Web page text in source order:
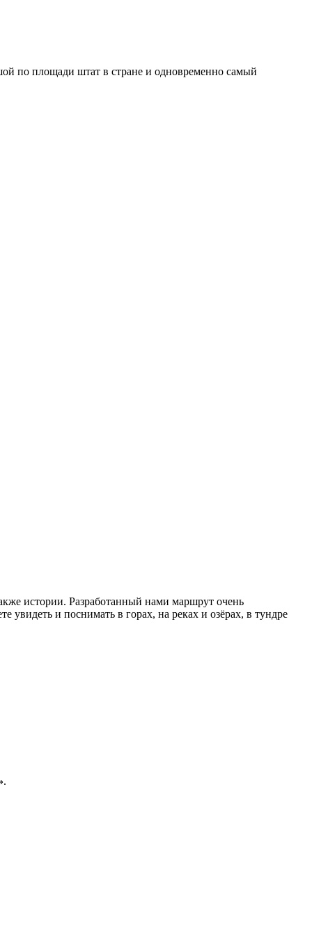
по площади штат в стране и одновременно самый
истории. Разработанный нами маршрут очень
увидеть и поснимать в горах, на реках и озёрах, в тундре
.